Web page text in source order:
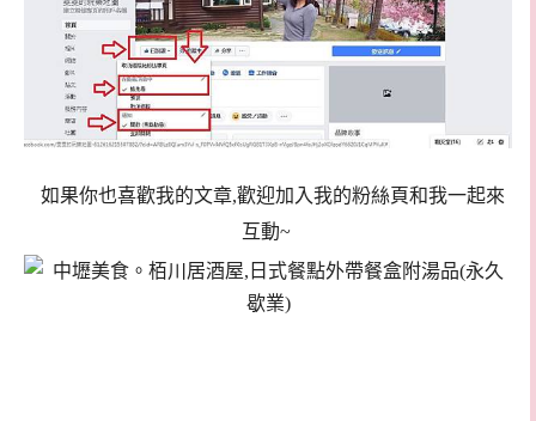
如果你也喜歡我的文章,歡迎加入我的粉絲頁和我一起來
互動~